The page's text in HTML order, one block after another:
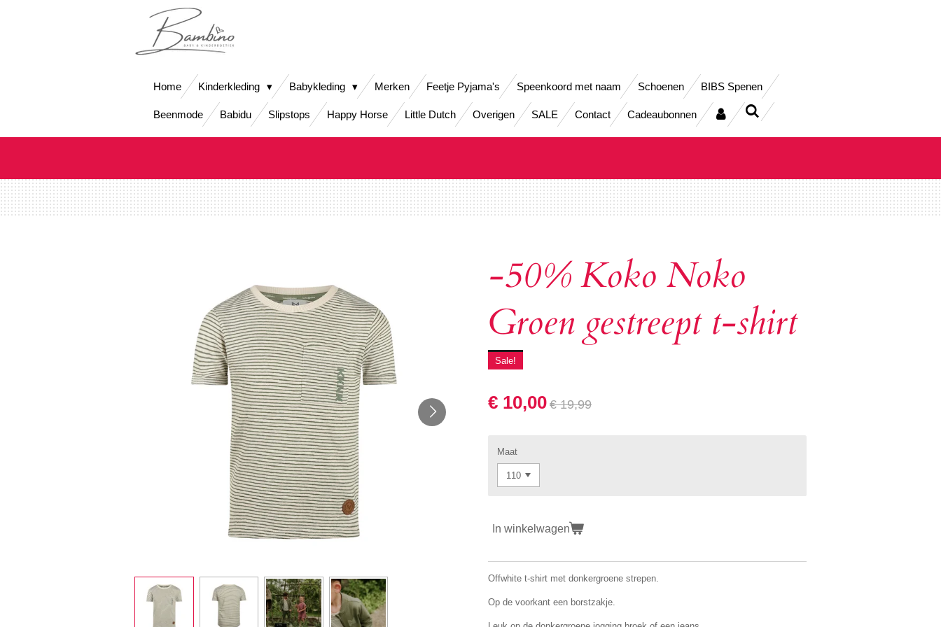
Home Kinderkleding Babykleding Merken Feetje Pyjama's Speenkoord met naam Schoenen BIBS Spenen
Beenmode Babidu Slipstops Happy Horse Little Dutch Overigen SALE Contact Cadeaubonnen
-50% Koko Noko
Groen gestreept t-shirt
Sale!
€ 10,00€ 19,99
Maat
In winkelwagen
Offwhite t-shirt met donkergroene strepen.
Op de voorkant een borstzakje.